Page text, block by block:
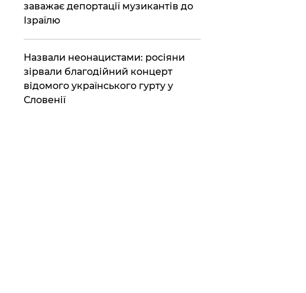
заважає депортації музикантів до
Ізраїлю
Назвали неонацистами: росіяни
зірвали благодійний концерт
відомого українського гурту у
Словенії